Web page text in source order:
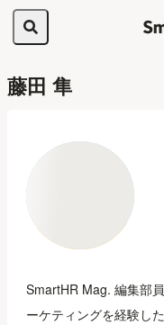
藤田 隼
SmartHR Mag. 編集部
ーケティングを経験し